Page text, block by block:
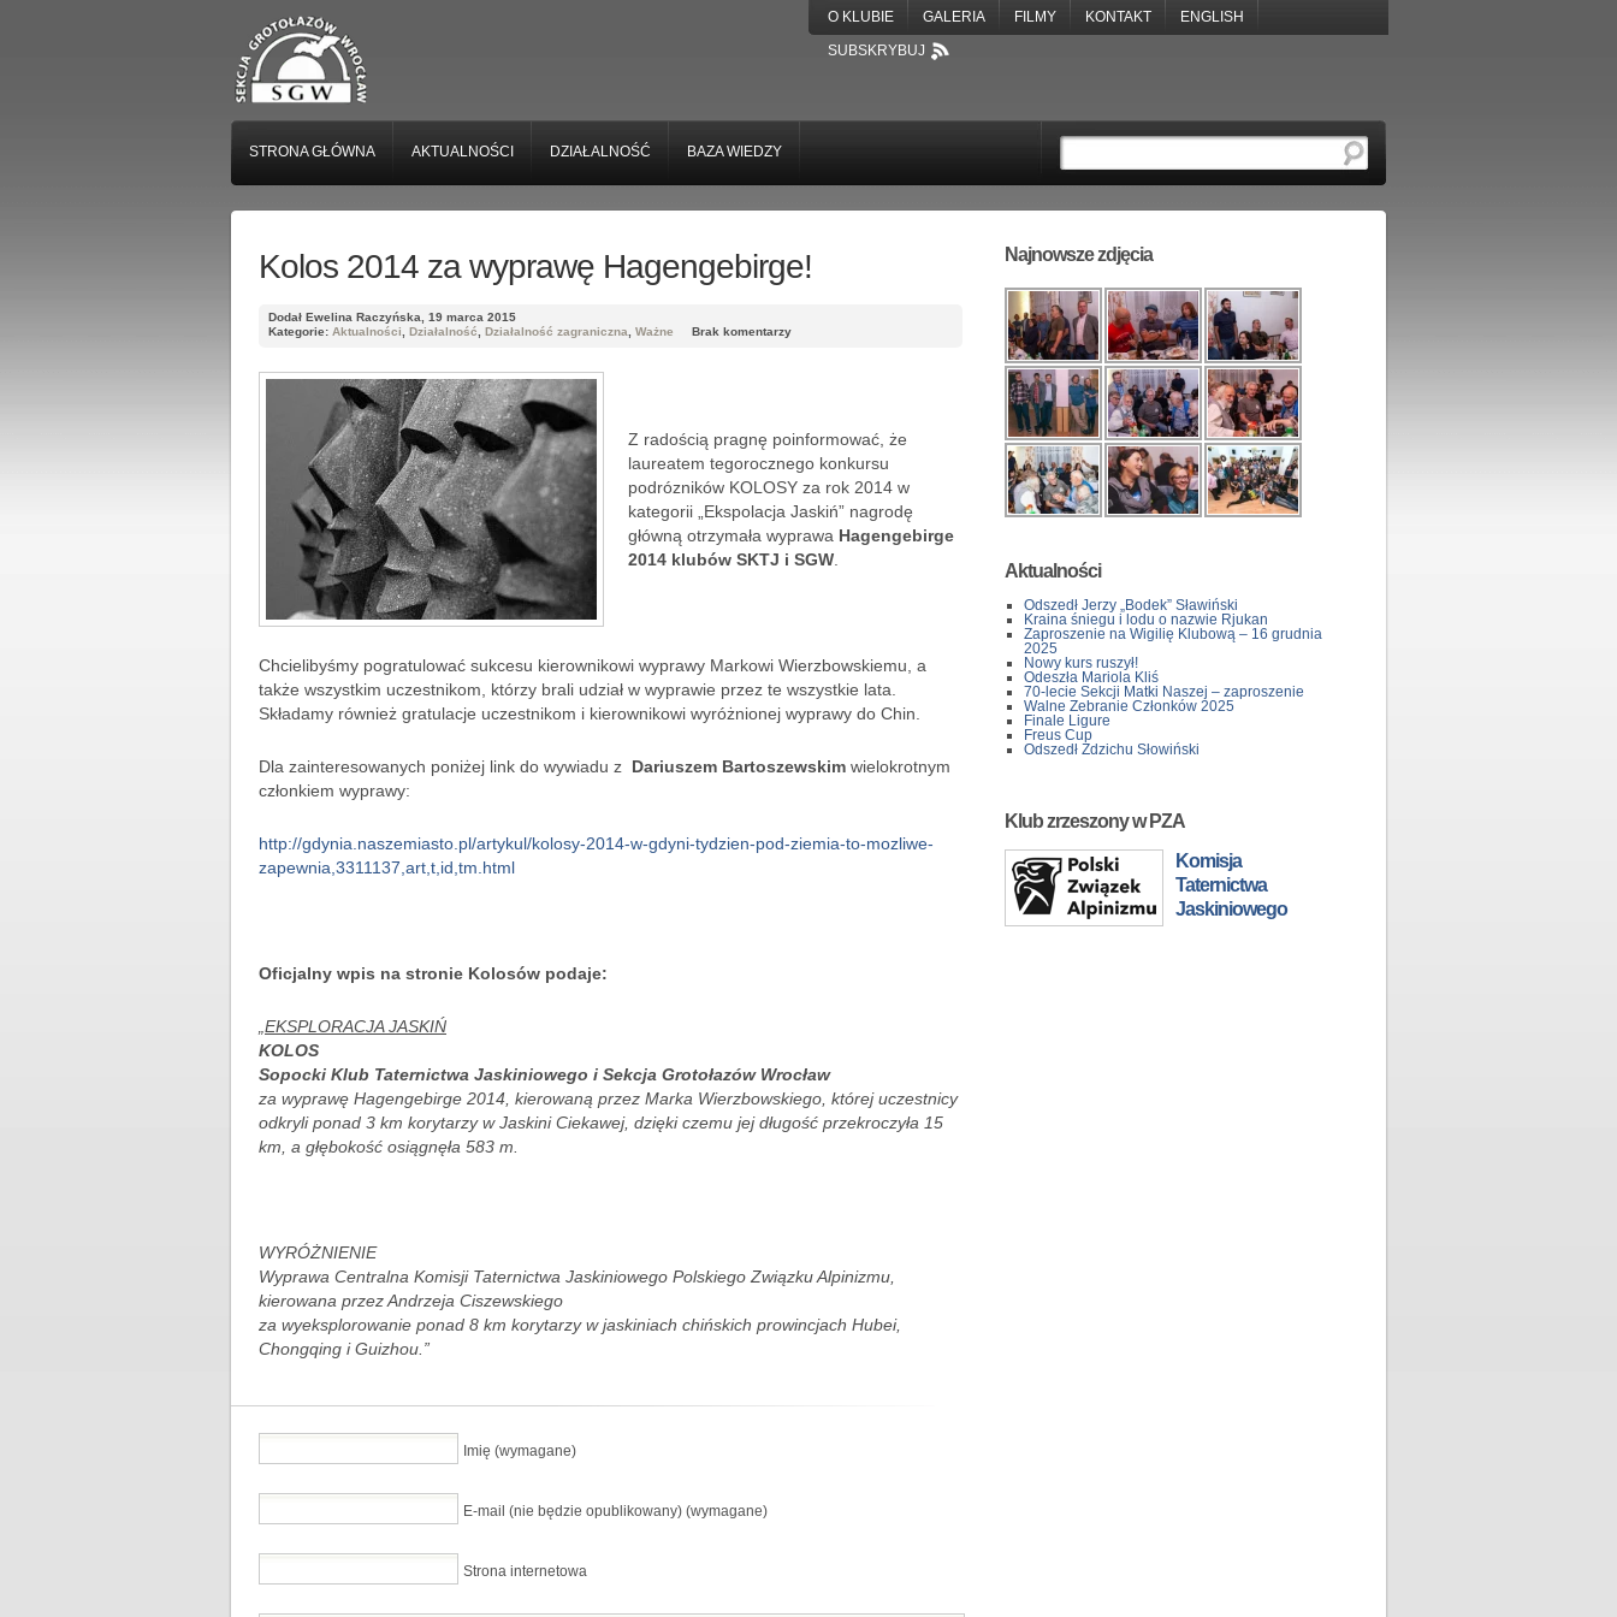
O KLUBIE GALERIA FILMY KONTAKT
ENGLISH
SUBSKRYBUJ
STRONA GŁÓWNA AKTUALNOŚCI DZIAŁALNOŚĆ BAZA WIEDZY
Kolos 2014 za wyprawę Hagengebirge!
Dodał Ewelina Raczyńska, 19 marca 2015
Kategorie: Aktualności, Działalność, Działalność zagraniczna, Ważne Brak komentarzy
Z radością pragnę poinformować, że
laureatem tegorocznego konkursu
podrózników KOLOSY za rok 2014 w
kategorii „Ekspolacja Jaskiń” nagrodę
główną otrzymała wyprawa Hagengebirge
2014 klubów SKTJ i SGW.
Chcielibyśmy pogratulować sukcesu kierownikowi wyprawy Markowi Wierzbowskiemu, a
także wszystkim uczestnikom, którzy brali udział w wyprawie przez te wszystkie lata.
Składamy również gratulacje uczestnikom i kierownikowi wyróżnionej wyprawy do Chin.
Dla zainteresowanych poniżej link do wywiadu z Dariuszem Bartoszewskim wielokrotnym
członkiem wyprawy:
http://gdynia.naszemiasto.pl/artykul/kolosy-2014-w-gdyni-tydzien-pod-ziemia-to-mozliwe-
zapewnia,3311137,art,t,id,tm.html
Oficjalny wpis na stronie Kolosów podaje:
„EKSPLORACJA JASKIŃ
KOLOS
Sopocki Klub Taternictwa Jaskiniowego i Sekcja Grotołazów Wrocław
za wyprawę Hagengebirge 2014, kierowaną przez Marka Wierzbowskiego, której uczestnicy
odkryli ponad 3 km korytarzy w Jaskini Ciekawej, dzięki czemu jej długość przekroczyła 15
km, a głębokość osiągnęła 583 m.
WYRÓŻNIENIE
Wyprawa Centralna Komisji Taternictwa Jaskiniowego Polskiego Związku Alpinizmu,
kierowana przez Andrzeja Ciszewskiego
za wyeksplorowanie ponad 8 km korytarzy w jaskiniach chińskich prowincjach Hubei,
Chongqing i Guizhou.”
Imię (wymagane)
E-mail (nie będzie opublikowany) (wymagane)
Strona internetowa
Najnowsze zdjęcia
Aktualności
Odszedł Jerzy „Bodek” Sławiński
Kraina śniegu i lodu o nazwie Rjukan
Zaproszenie na Wigilię Klubową – 16 grudnia
2025
Nowy kurs ruszył!
Odeszła Mariola Kliś
70-lecie Sekcji Matki Naszej – zaproszenie
Walne Zebranie Członków 2025
Finale Ligure
Freus Cup
Odszedł Zdzichu Słowiński
Klub zrzeszony w PZA
Komisja
Taternictwa
Jaskiniowego